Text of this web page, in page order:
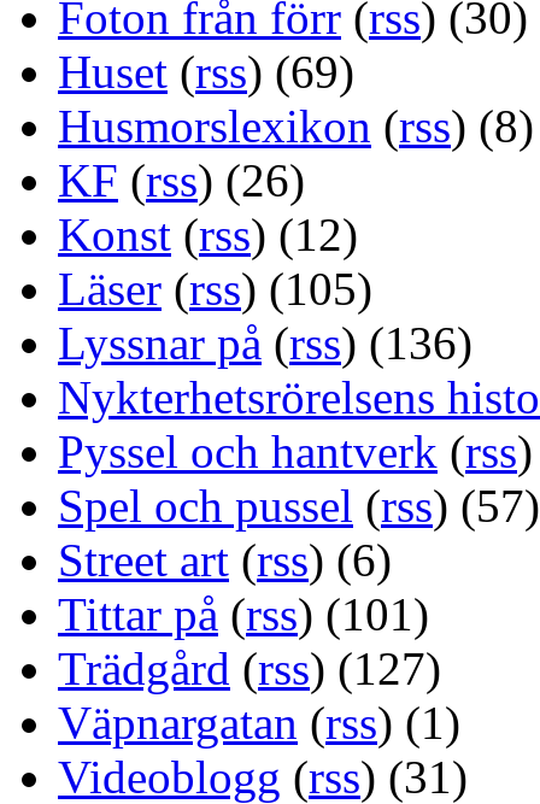
Foton från förr (rss) (30)
Huset (rss) (69)
Husmorslexikon (rss) (8)
KF (rss) (26)
Konst (rss) (12)
Läser (rss) (105)
Lyssnar på (rss) (136)
Nykterhetsrörelsens
Pyssel och hantverk (rss
Spel och pussel (rss) (57)
Street art (rss) (6)
Tittar på (rss) (101)
Trädgård (rss) (127)
Väpnargatan (rss) (1)
Videoblogg (rss) (31)